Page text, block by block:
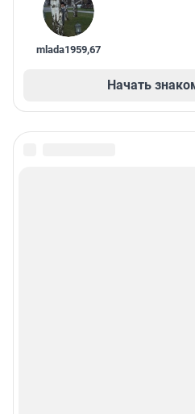
mlada1959,67
Начать